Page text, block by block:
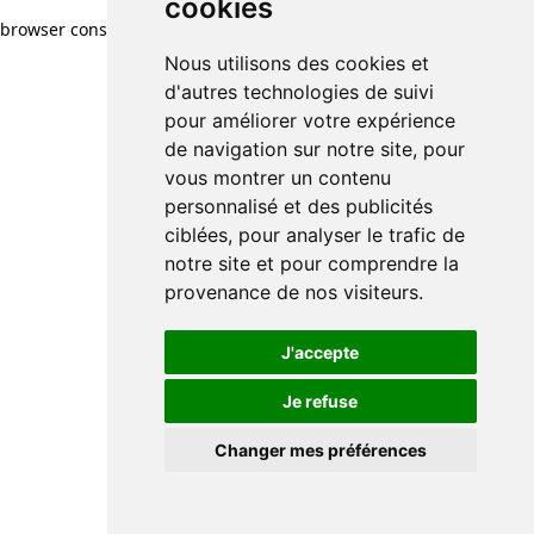
cookies
Nous utilisons des cookies et
d'autres technologies de suivi
pour améliorer votre expérience
de navigation sur notre site, pour
vous montrer un contenu
personnalisé et des publicités
ciblées, pour analyser le trafic de
notre site et pour comprendre la
provenance de nos visiteurs.
J'accepte
Je refuse
Changer mes préférences
browser console for more information)